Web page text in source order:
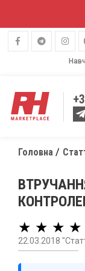
Головна
★ ★ ★ ★
22.03.2018